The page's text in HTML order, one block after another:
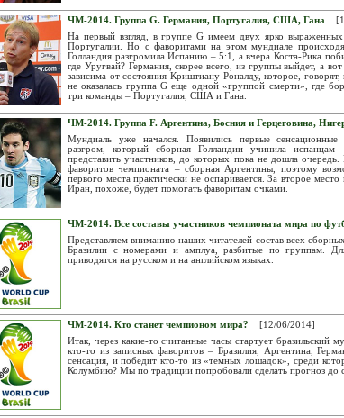
ЧМ-2014. Группа G. Германия, Португалия, США, Гана
На первый взгляд, в группе G имеем двух ярко
Португалии. Но с фаворитами на этом мундиале
Голландия разгромила Испанию – 5:1, а вчера Коста-Рика
где Уругвай? Германия, скорее всего, из группы выйдет, а
зависима от состояния Криштиану Роналду, которое,
не оказалась группа G еще одной «группой смерти», где
три команды – Португалия, США и Гана.
ЧМ-2014. Группа F. Аргентина, Босния и Герцеговина,
Мундиаль уже начался. Появились первые сенсационные
разгром, который сборная Голландии учинила
представить участников, до которых пока не дошла
фаворитов чемпионата – сборная Аргентины, поэтому
первого места практически не оспаривается. За второе
Иран, похоже, будет помогать фаворитам очками.
ЧМ-2014. Все составы участников чемпионата мира по
Представляем вниманию наших читателей состав всех
Бразилии с номерами и амплуа, разбитые по группам. Для
приводятся на русском и на английском языках.
ЧМ-2014. Кто станет чемпионом мира?
[12/06/2014]
Итак, через какие-то считанные часы стартует бразильский
кто-то из записных фаворитов – Бразилия, Аргентина,
сенсация, и победит кто-то из «темных лошадок», среди
Колумбию? Мы по традиции попробовали сделать прогноз до